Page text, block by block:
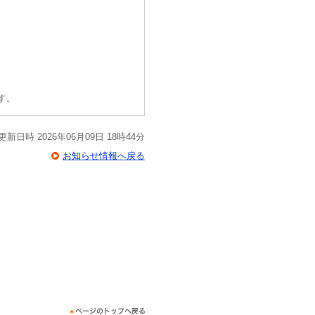
新日時 2026年06月09日 18時44分
お知らせ情報へ戻る